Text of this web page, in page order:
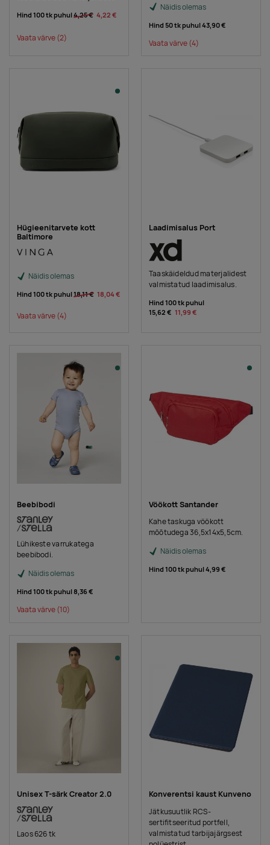
Hind 100 tk puhul4,25 € 4,22 €
Vaata värve(2)
Näidis olemas
Hind 50 tk puhul43,90 €
Vaata värve(4)
Hügieenitarvete kott
Baltimore
Näidis olemas
Hind 100 tk puhul18,11 € 18,04 €
Vaata värve(4)
Laadimisalus Port
Taaskäideldud materjalidest
valmistatud laadimisalus.
Hind 100 tk puhul
15,62 € 11,99 €
Beebibodi
Lühikeste varrukatega
beebibodi.
Näidis olemas
Hind 100 tk puhul8,36 €
Vaata värve(10)
Vöökott Santander
Kahe taskuga vöökott
mõõtudega 36,5x14x5,5cm.
Näidis olemas
Hind 100 tk puhul4,99 €
Unisex T-särk Creator 2.0
Laos 626 tk
Konverentsi kaust Kunveno
Jätkusuutlik RCS-
sertifitseeritud portfell,
valmistatud tarbijajärgsest